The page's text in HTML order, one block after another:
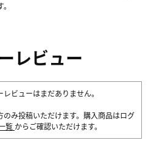
レビュー
ビューはまだありません。
み投稿いただけます。購入商品はログ
覧 からご確認いただけます。